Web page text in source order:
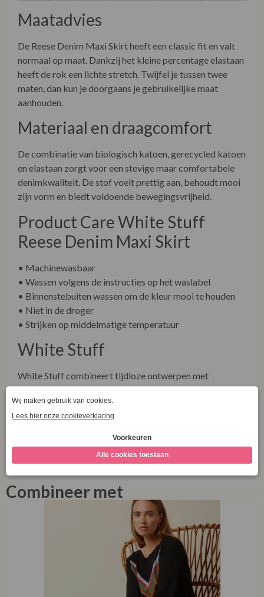
Maatadvies
De Reese Denim Maxi Skirt heeft een classic fit en valt
normaal op maat. Dankzij het kleine percentage elastaan
heeft de rok een lichte stretch. Twijfel je tussen twee
maten, dan kun je doorgaans je gebruikelijke maat
aanhouden.
Materiaal en draagcomfort
De combinatie van biologisch katoen, gerecycled katoen
en elastaan zorgt voor een stevige maar comfortabele
denimkwaliteit. De stof voelt prettig aan, behoudt mooi
zijn vorm en biedt voldoende bewegingsvrijheid.
Product Care White Stuff
Reese Denim Maxi Skirt
• Machinewasbaar
• Wassen volgens de instructies op het waslabel
• Binnenstebuiten wassen om de kleur mooi te houden
• Niet in de droger
• Strijken op middelmatige temperatuur
White Stuff
White Stuff combineert tijdloze ontwerpen met
duurzame materialen en een comfortabele pasvorm. De
Reese Denim Maxi Skirt is een veelzijdige rok die je
moeiteloos het hele jaar door kunt dragen en eindeloos
Combineer met